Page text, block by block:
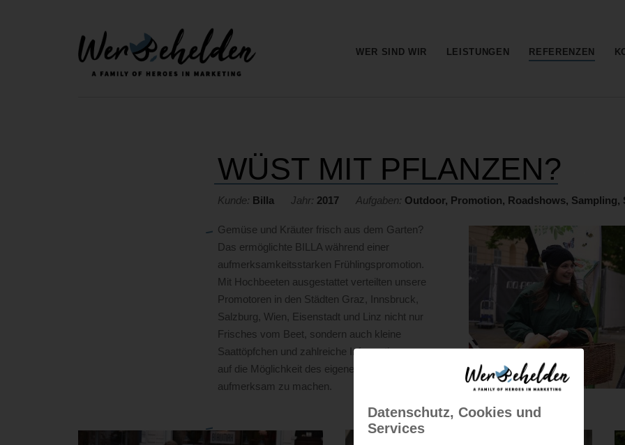
Datenschutz, Cookies und
Services
der
WER SIND WIR LEISTUNGEN REFERENZEN
WÜST MIT PFLANZEN?
Kunde: Billa Jahr: 2017 Aufgaben: Outdoor, Promotion, Roadshows, Sampling,
Gemüse und Kräuter frisch aus dem Garten?
Das ermöglichte BILLA während einer
aufmerksamkeitsstarken Frühlingspromotion.
Mit Hochbeeten ausgestattet verteilten unsere
Promotoren in den Städten Graz, Innsbruck,
Salzburg, Wien, Eisenstadt und Linz nicht nur
Frisches vom Beet, sondern auch kleine
Saattöpfchen und zahlreiche Informationen, um
auf die Möglichkeit des eigenen Anzüchtens
aufmerksam zu machen.